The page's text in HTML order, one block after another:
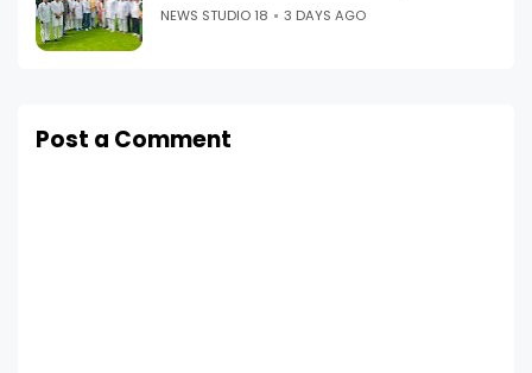
NEWS STUDIO 18 3 DAYS AGO
Post a Comment